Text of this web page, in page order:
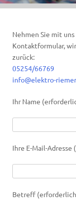
Nehmen Sie mit
Kontaktformular,
zurück:
05254/66769
info@elektro-
Ihr Name
Ihre E-Mail-
Betreff